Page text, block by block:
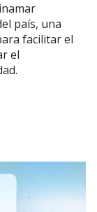
país, una
facilitar el
el